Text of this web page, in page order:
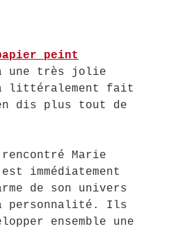
peint
une très jolie
littéralement fait
dis plus tout de
Marie
immédiatement
de son univers
personnalité. Ils
ensemble une